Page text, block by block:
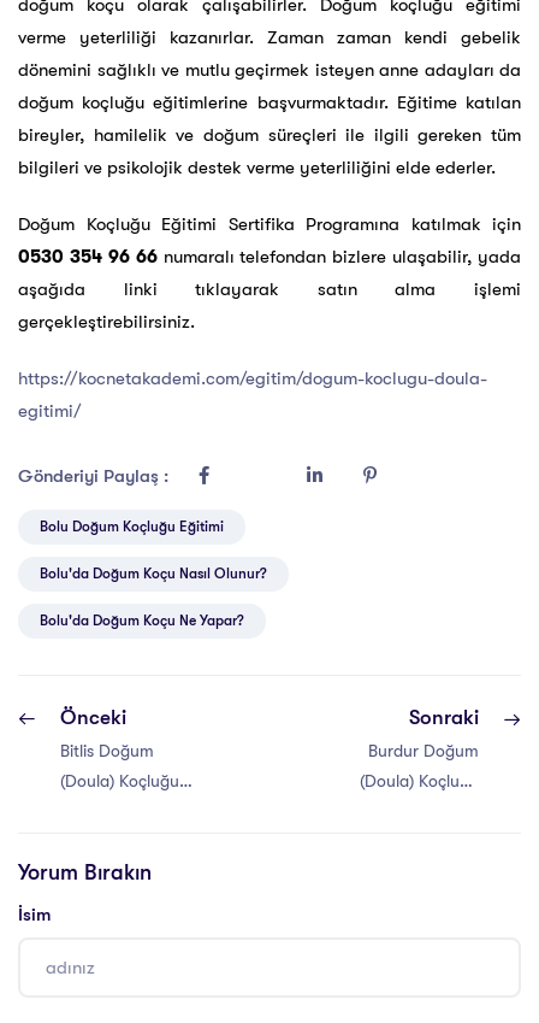
doğum koçu olarak çalışabilirler. Doğum koçluğu eğitimi
verme yeterliliği kazanırlar. Zaman zaman kendi gebelik
dönemini sağlıklı ve mutlu geçirmek isteyen anne adayları da
doğum koçluğu eğitimlerine başvurmaktadır. Eğitime katılan
bireyler, hamilelik ve doğum süreçleri ile ilgili gereken tüm
bilgileri ve psikolojik destek verme yeterliliğini elde ederler.
Doğum Koçluğu Eğitimi Sertifika Programına katılmak için
0530 354 96 66numaralı telefondan bizlere ulaşabilir, yada
aşağıda linki tıklayarak satın alma işlemi
gerçekleştirebilirsiniz.
https://kocnetakademi.com/egitim/dogum-koclugu-doula-
egitimi/
Gönderiyi Paylaş :
Bolu Doğum Koçluğu Eğitimi
Bolu'da Doğum Koçu Nasıl Olunur?
Bolu'da Doğum Koçu Ne Yapar?
Önceki
Bitlis Doğum
(Doula) Koçluğu
Sonraki
Burdur Doğum
(Doula) Koçluğu
Yorum Bırakın
İsim